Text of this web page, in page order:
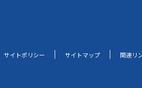
サイトポリシー サイトマップ 関連リ